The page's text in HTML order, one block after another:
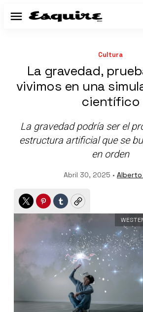
Menú
Cultura
La gravedad,
vivimos en una
científico
La gravedad podría ser el
estructura artificial que se
en orden
Abril 30, 2025 • Alberto
TwitterPinterest
TumblrCopy